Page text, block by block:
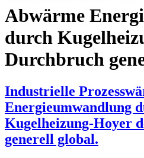
Abwärme
durch
Durchbruch
Industrielle
Energieumwandlung
Kugelheizung-Hoyer
generell global.